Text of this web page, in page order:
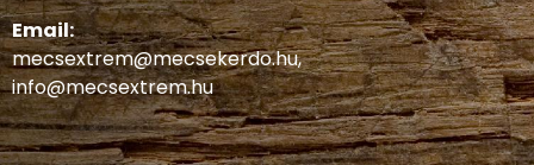
Email:
mecsextrem@mecsekerdo.hu,
info@mecsextrem.hu